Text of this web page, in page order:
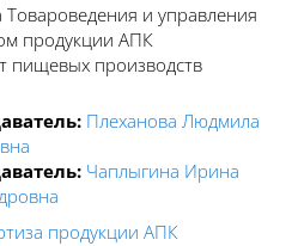
Товароведения и управления
продукции АПК
пищевых производств
Плеханова Людмила
Чаплыгина Ирина
продукции АПК